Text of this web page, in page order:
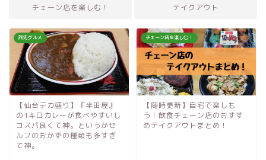
チェーン店を楽しむ！ テイクアウト
旅先グルメ
【仙台デカ盛り】『半田屋』
の1キロカレーが食べやすいし
コスパ良くて神。というかセ
ルフのおかずの種類も多すぎ
て神。
チェーン店を楽しむ！
【随時更新】自宅で楽しも
う！飲食チェーン店のおすす
めテイクアウトまとめ！